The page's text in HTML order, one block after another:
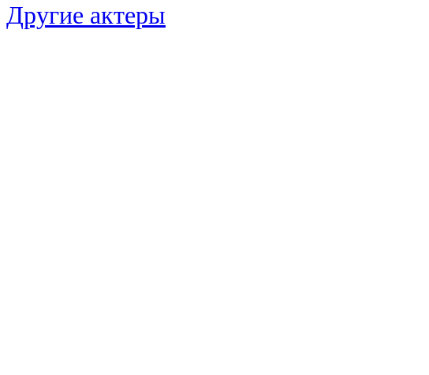
Другие актеры